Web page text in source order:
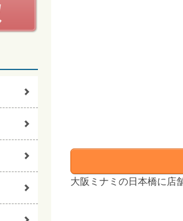
大阪ミナミの日本橋に店